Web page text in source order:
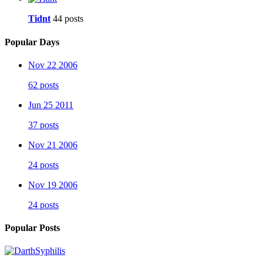
Tidnt 44 posts
Popular Days
Nov 22 2006
62 posts
Jun 25 2011
37 posts
Nov 21 2006
24 posts
Nov 19 2006
24 posts
Popular Posts